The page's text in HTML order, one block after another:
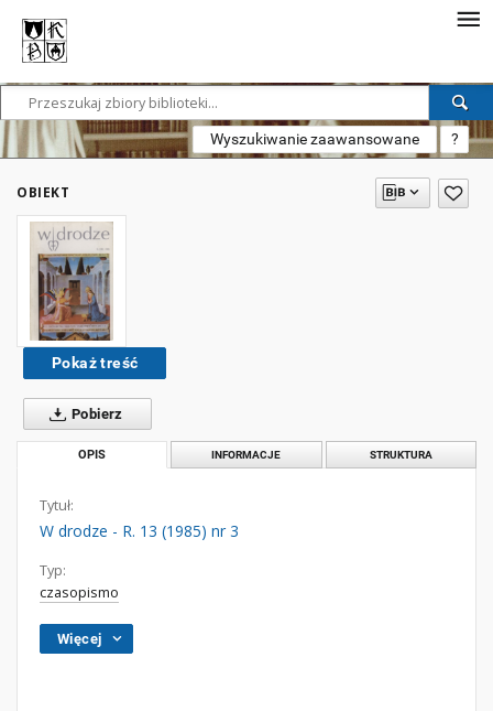
Wyszukiwanie zaawansowane ?
OBIEKT
Pokaż treść
Pobierz
OPIS INFORMACJE STRUKTURA
Tytuł:
W drodze - R. 13 (1985) nr 3
Typ:
czasopismo
Więcej